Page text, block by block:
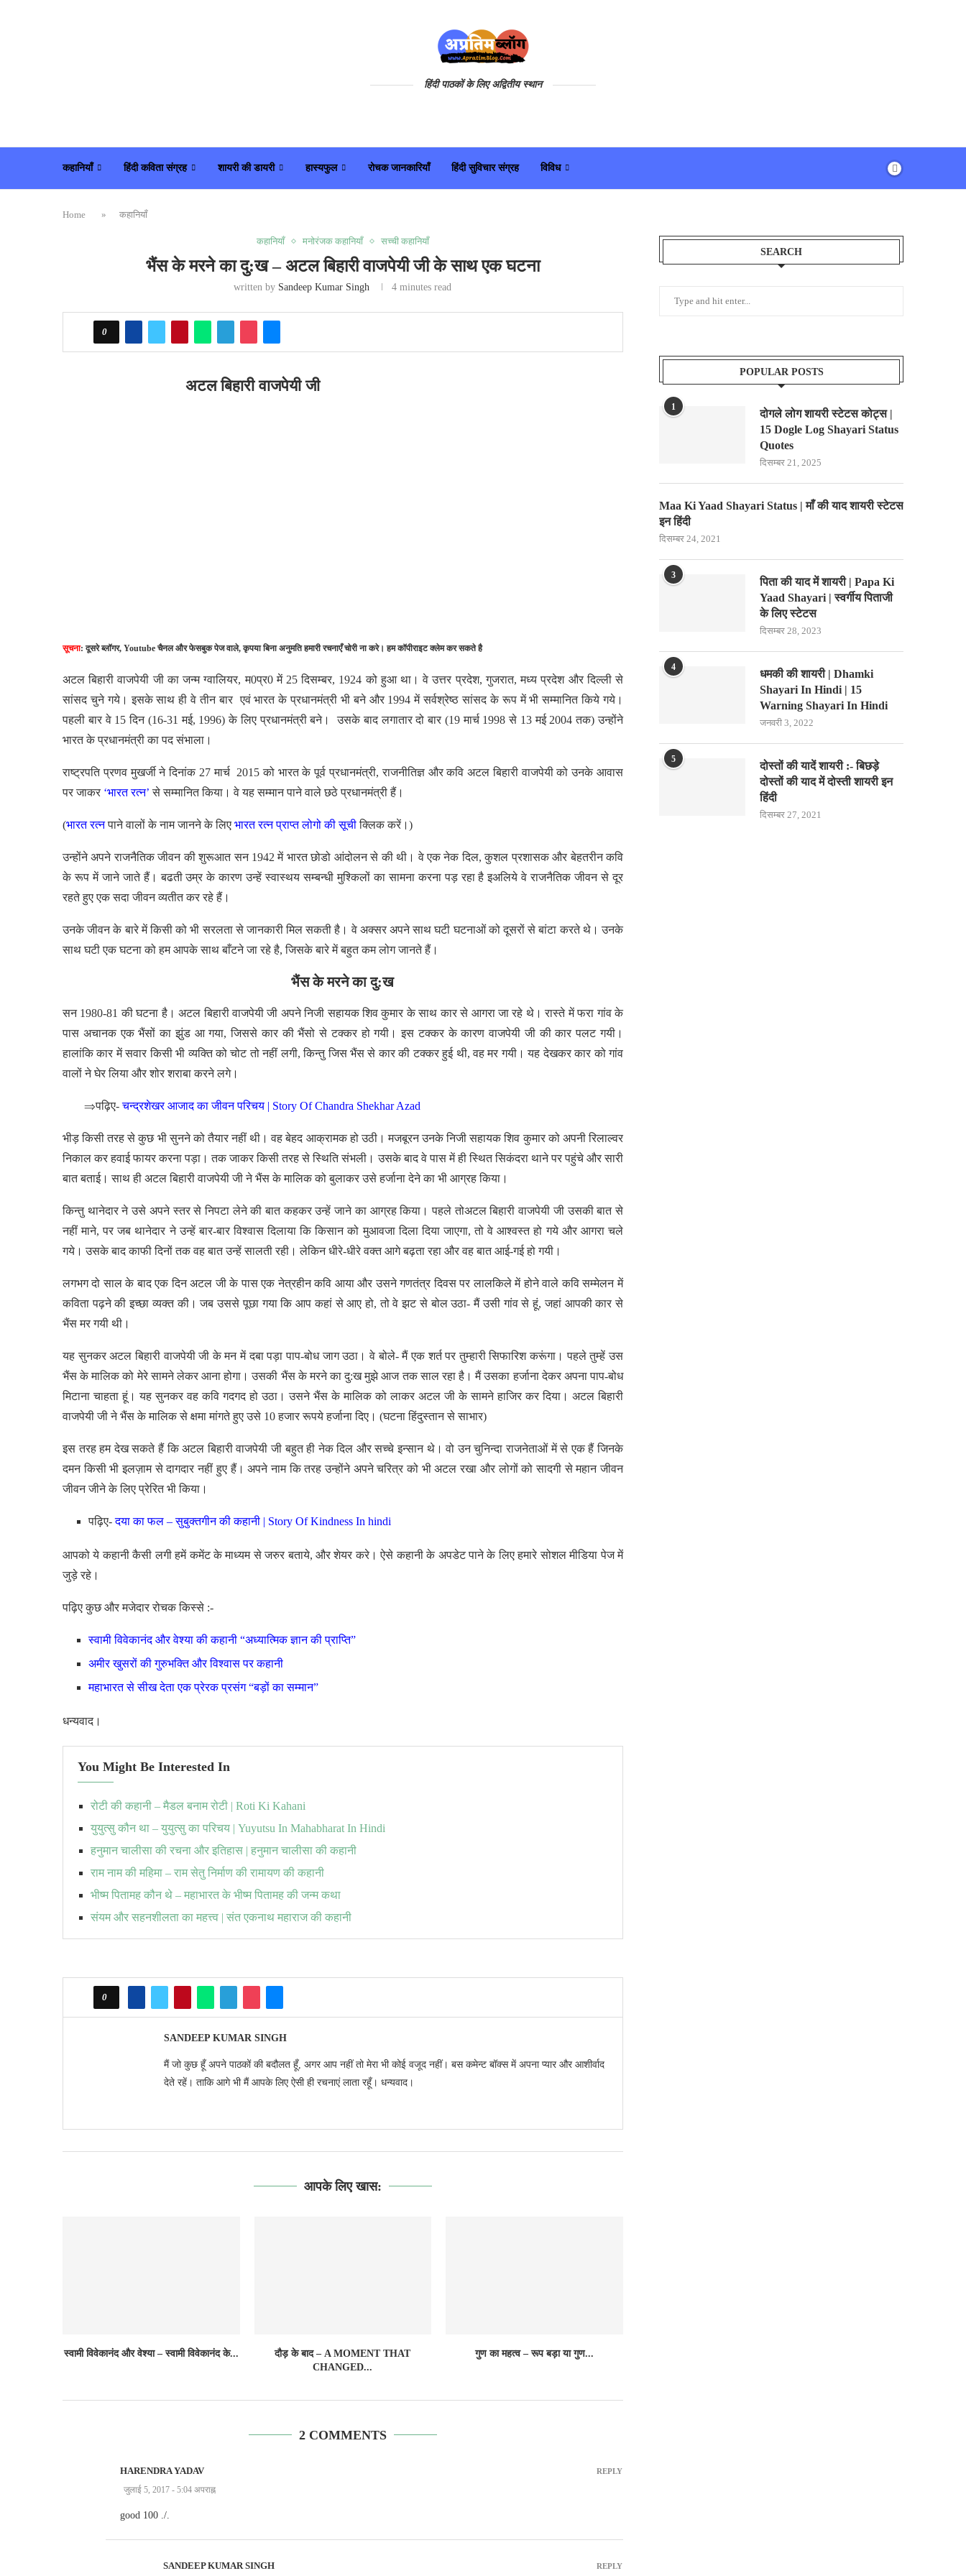
हिंदी पाठकों के लिए अद्वितीय स्थान
कहानियाँ हिंदी कविता संग्रह शायरी की डायरी हास्यफुल रोचक जानकारियाँ हिंदी सुविचार संग्रह विविध
Home » कहानियाँ
कहानियाँ मनोरंजक कहानियाँ सच्ची कहानियाँ
भैंस के मरने का दु:ख – अटल बिहारी वाजपेयी जी के साथ एक घटना
written by Sandeep Kumar Singh 4 minutes read
0
अटल बिहारी वाजपेयी जी
सूचना: दूसरे ब्लॉगर, Youtube चैनल और फेसबुक पेज वाले, कृपया बिना अनुमति हमारी रचनाएँ चोरी ना करे। हम कॉपीराइट क्लेम कर सकते है
अटल बिहारी वाजपेयी जी का जन्म ग्वालियर, म0प्र0 में 25 दिसम्बर, 1924 को हुआ था। वे उत्तर प्रदेश, गुजरात, मध्य प्रदेश और दिल्ली से
सांसद चुने गये। इसके साथ ही वे तीन बार एवं भारत के प्रधानमंत्री भी बने और 1994 में सर्वश्रेष्ठ सांसद के रूप में भी सम्मानित किये गये।
पहली बार वे 15 दिन (16-31 मई, 1996) के लिए प्रधानमंत्री बने। उसके बाद लगातार दो बार (19 मार्च 1998 से 13 मई 2004 तक) उन्होंने
भारत के प्रधानमंत्री का पद संभाला।
राष्ट्रपति प्रणव मुखर्जी ने दिनांक 27 मार्च 2015 को भारत के पूर्व प्रधानमंत्री, राजनीतिज्ञ और कवि अटल बिहारी वाजपेयी को उनके आवास
पर जाकर ‘भारत रत्न’ से सम्मानित किया। वे यह सम्मान पाने वाले छठे प्रधानमंत्री हैं।
(भारत रत्नपाने वालों के नाम जानने के लिए भारत रत्न प्राप्त लोगो की सूचीक्लिक करें।)
उन्होंने अपने राजनैतिक जीवन की शुरूआत सन 1942 में भारत छोडो आंदोलन से की थी। वे एक नेक दिल, कुशल प्रशासक और बेहतरीन कवि
के रूप में जाने जाते हैं। बढती उम्र के कारण उन्हें स्वास्थय सम्बन्धी मुश्किलों का सामना करना पड़ रहा है इअलिये वे राजनैतिक जीवन से दूर
रहते हुए एक सदा जीवन व्यतीत कर रहे हैं।
उनके जीवन के बारे में किसी को भी सरलता से जानकारी मिल सकती है। वे अक्सर अपने साथ घटी घटनाओं को दूसरों से बांटा करते थे। उनके
साथ घटी एक घटना को हम आपके साथ बाँटने जा रहे है, जिसके बारे में बहुत कम लोग जानते हैं।
भैंस के मरने का दु:ख
सन 1980-81 की घटना है। अटल बिहारी वाजपेयी जी अपने निजी सहायक शिव कुमार के साथ कार से आगरा जा रहे थे। रास्ते में फरा गांव के
पास अचानक एक भैंसों का झुंड आ गया, जिससे कार की भैंसो से टक्कर हो गयी। इस टक्कर के कारण वाजपेयी जी की कार पलट गयी।
हालांकि कार में सवार किसी भी व्यक्ति को चोट तो नहीं लगी, किन्तु जिस भैंस से कार की टक्कर हुई थी, वह मर गयी। यह देखकर कार को गांव
वालों ने घेर लिया और शोर शराबा करने लगे।
⇒पढ़िए-चन्द्रशेखर आजाद का जीवन परिचय | Story Of Chandra Shekhar Azad
भीड़ किसी तरह से कुछ भी सुनने को तैयार नहीं थी। वह बेहद आक्रामक हो उठी। मजबूरन उनके निजी सहायक शिव कुमार को अपनी रिलाल्वर
निकाल कर हवाई फायर करना पड़ा। तक जाकर किसी तरह से स्थिति संभली।उसके बाद वे पास में ही स्थित सिकंदरा थाने पर पहुंचे और सारी
बात बताई। साथ ही अटल बिहारी वाजपेयी जी ने भैंस के मालिक को बुलाकर उसे हर्जाना देने का भी आग्रह किया।
किन्तु थानेदार ने उसे अपने स्तर से निपटा लेने की बात कहकर उन्हें जाने का आग्रह किया। पहले तोअटल बिहारी वाजपेयी जी उसकी बात से
नहीं माने, पर जब थानेदार ने उन्हें बार-बार विश्वास दिलाया कि किसान को मुआवजा दिला दिया जाएगा, तो वे आश्वस्त हो गये और आगरा चले
गये। उसके बाद काफी दिनों तक वह बात उन्हें सालती रही। लेकिन धीरे-धीरे वक्त आगे बढ़ता रहा और वह बात आई-गई हो गयी।
लगभग दो साल के बाद एक दिन अटल जी के पास एक नेत्रहीन कवि आया और उसने गणतंत्र दिवस पर लालकिले में होने वाले कवि सम्मेलन में
कविता पढ़ने की इच्छा व्यक्त की। जब उससे पूछा गया कि आप कहां से आए हो, तो वे झट से बोल उठा- मैं उसी गांव से हूं, जहां आपकी कार से
भैंस मर गयी थी।
यह सुनकर अटल बिहारी वाजपेयी जी के मन में दबा पड़ा पाप-बोध जाग उठा। वे बोले- मैं एक शर्त पर तुम्हारी सिफारिश करूंगा। पहले तुम्हें उस
भैंस के मालिक को मेरे सामने लेकर आना होगा। उसकी भैंस के मरने का दु:ख मुझे आज तक साल रहा है। मैं उसका हर्जाना देकर अपना पाप-बोध
मिटाना चाहता हूं। यह सुनकर वह कवि गदगद हो उठा। उसने भैंस के मालिक को लाकर अटल जी के सामने हाजिर कर दिया। अटल बिहारी
वाजपेयी जी ने भैंस के मालिक से क्षमा मांगते हुए उसे 10 हजार रूपये हर्जाना दिए। (घटना हिंदुस्तान से साभार)
इस तरह हम देख सकते हैं कि अटल बिहारी वाजपेयी जी बहुत ही नेक दिल और सच्चे इन्सान थे। वो उन चुनिन्दा राजनेताओं में से एक हैं जिनके
दमन किसी भी इलज़ाम से दागदार नहीं हुए हैं। अपने नाम कि तरह उन्होंने अपने चरित्र को भी अटल रखा और लोगों को सादगी से महान जीवन
जीवन जीने के लिए प्रेरित भी किया।
पढ़िए-दया का फल – सुबुक्तगीन की कहानी | Story Of Kindness In hindi
आपको ये कहानी कैसी लगी हमें कमेंट के माध्यम से जरुर बताये, और शेयर करे। ऐसे कहानी के अपडेट पाने के लिए हमारे सोशल मीडिया पेज में
जुड़े रहे।
पढ़िए कुछ और मजेदार रोचक किस्से :-
स्वामी विवेकानंद और वेश्या की कहानी “अध्यात्मिक ज्ञान की प्राप्ति”
अमीर खुसरों की गुरुभक्ति और विश्वास पर कहानी
महाभारत से सीख देता एक प्रेरक प्रसंग “बड़ों का सम्मान”
धन्यवाद।
You Might Be Interested In
रोटी की कहानी – मैडल बनाम रोटी | Roti Ki Kahani
युयुत्सु कौन था – युयुत्सु का परिचय | Yuyutsu In Mahabharat In Hindi
हनुमान चालीसा की रचना और इतिहास | हनुमान चालीसा की कहानी
राम नाम की महिमा – राम सेतु निर्माण की रामायण की कहानी
भीष्म पितामह कौन थे – महाभारत के भीष्म पितामह की जन्म कथा
संयम और सहनशीलता का महत्त्व | संत एकनाथ महाराज की कहानी
0
SANDEEP KUMAR SINGH
मैं जो कुछ हूँ अपने पाठकों की बदौलत हूँ, अगर आप नहीं तो मेरा भी कोई वजूद नहीं। बस कमेन्ट बॉक्स में अपना प्यार और आशीर्वाद
देते रहें। ताकि आगे भी मैं आपके लिए ऐसी ही रचनाएं लाता रहूँ। धन्यवाद।
आपके लिए खास:
स्वामी विवेकानंद और वेश्या – स्वामी विवेकानंद के...
दौड़ के बाद – A MOMENT THAT
CHANGED...
गुण का महत्व – रूप बड़ा या गुण...
2 COMMENTS
HARENDRA YADAV
जुलाई 5, 2017 - 5:04 अपराह्न
good 100 ./.
REPLY
SANDEEP KUMAR SINGH REPLY
SEARCH
POPULAR POSTS
1
दोगले लोग शायरी स्टेटस कोट्स |
15 Dogle Log Shayari Status
Quotes
दिसम्बर 21, 2025
Maa Ki Yaad Shayari Status | माँ की याद शायरी स्टेटस
इन हिंदी
दिसम्बर 24, 2021
3
पिता की याद में शायरी | Papa Ki
Yaad Shayari | स्वर्गीय पिताजी
के लिए स्टेटस
दिसम्बर 28, 2023
4
धमकी की शायरी | Dhamki
Shayari In Hindi | 15
Warning Shayari In Hindi
जनवरी 3, 2022
5
दोस्तों की यादें शायरी :- बिछड़े
दोस्तों की याद में दोस्ती शायरी इन
हिंदी
दिसम्बर 27, 2021